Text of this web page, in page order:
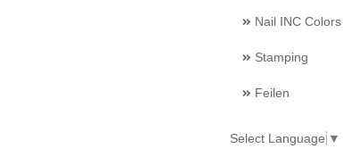
Nail INC Colors
Stamping
Feilen
Select Language ▼